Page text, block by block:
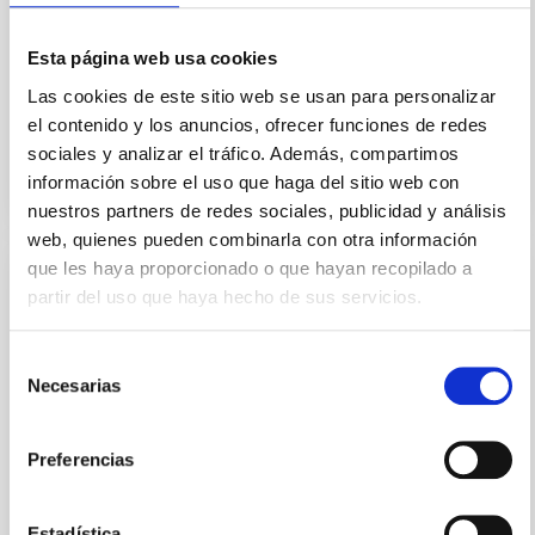
Esta página web usa cookies
Las cookies de este sitio web se usan para personalizar
el contenido y los anuncios, ofrecer funciones de redes
sociales y analizar el tráfico. Además, compartimos
información sobre el uso que haga del sitio web con
nuestros partners de redes sociales, publicidad y análisis
web, quienes pueden combinarla con otra información
que les haya proporcionado o que hayan recopilado a
partir del uso que haya hecho de sus servicios.
Necesarias
Preferencias
homenaje a la historia de la Astronomía en la isla de
Paralajes que se distribuye tanto en su edición
Fecha 02/01/2025
REVISTA
La mayor parte de la energía que emite el Universo
es infrarroja y, por lo tanto, no podemos verla si no es
consciente de esto desde sus inicios